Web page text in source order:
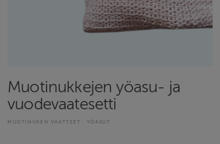
Muotinukkejen yöasu- ja
vuodevaatesetti
MUOTINUKEN VAATTEET YÖASUT